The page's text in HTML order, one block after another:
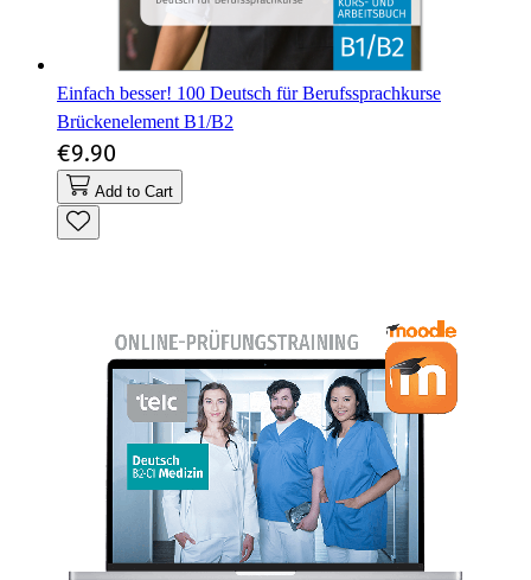
Einfach besser! 100 Deutsch für Berufssprachkurse
Brückenelement B1/B2
€9.90
Add to Cart